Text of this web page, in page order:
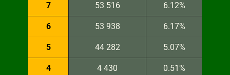
7 53 516 6.12%
6 53 938 6.17%
5 44 282 5.07%
4 4 430 0.51%